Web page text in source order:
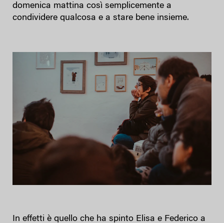
domenica mattina così semplicemente a
condividere qualcosa e a stare bene insieme.
In effetti è quello che ha spinto Elisa e Federico a